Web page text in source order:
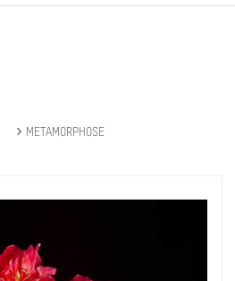
METAMORPHOSE